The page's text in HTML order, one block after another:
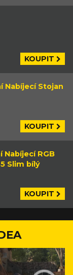
KOUPIT
Nabíjecí Stojan
KOUPIT
Nabíjecí RGB
Slim bílý
KOUPIT